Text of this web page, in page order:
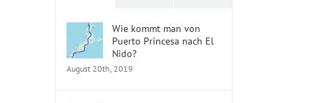
Wie kommt man von
Puerto Princesa nach El
Nido?
August 20th, 2019